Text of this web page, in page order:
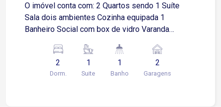
O imóvel conta com: 2 Quartos sendo 1 Suíte
Sala dois ambientes Cozinha equipada 1
Banheiro Social com box de vidro Varanda
condicionado! O condomínio dispõe de
infraestrutura de lazer e segurança, com portaria,
2
Dorm.
1
Suite
1
Banho
2
Garagens